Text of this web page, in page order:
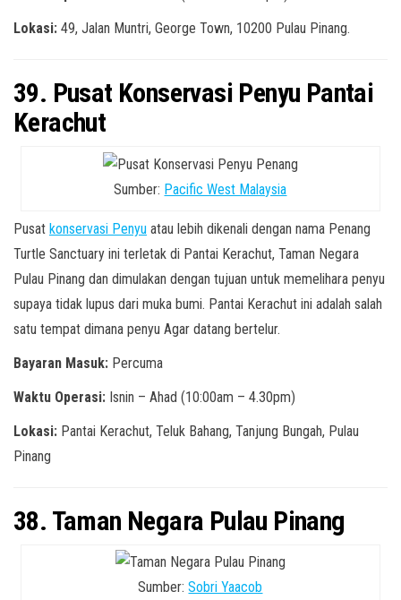
Lokasi: 49, Jalan Muntri, George Town, 10200 Pulau Pinang.
39. Pusat Konservasi Penyu Pantai
Kerachut
Sumber: Pacific West Malaysia
Pusat konservasi Penyu atau lebih dikenali dengan nama Penang
Turtle Sanctuary ini terletak di Pantai Kerachut, Taman Negara
Pulau Pinang dan dimulakan dengan tujuan untuk memelihara penyu
supaya tidak lupus dari muka bumi. Pantai Kerachut ini adalah salah
satu tempat dimana penyu Agar datang bertelur.
Bayaran Masuk: Percuma
Waktu Operasi: Isnin – Ahad (10:00am – 4.30pm)
Lokasi: Pantai Kerachut, Teluk Bahang, Tanjung Bungah, Pulau
Pinang
38. Taman Negara Pulau Pinang
Sumber:Sobri Yaacob